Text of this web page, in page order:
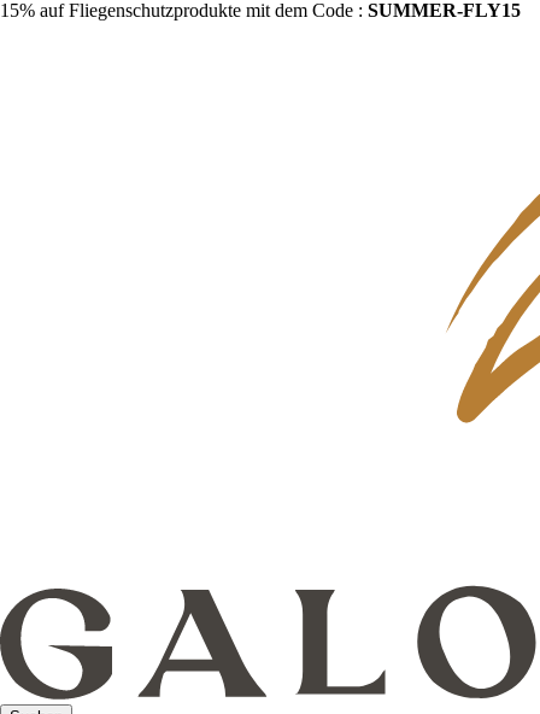
15% auf Fliegenschutzprodukte mit dem Code : SUMMER-FLY15